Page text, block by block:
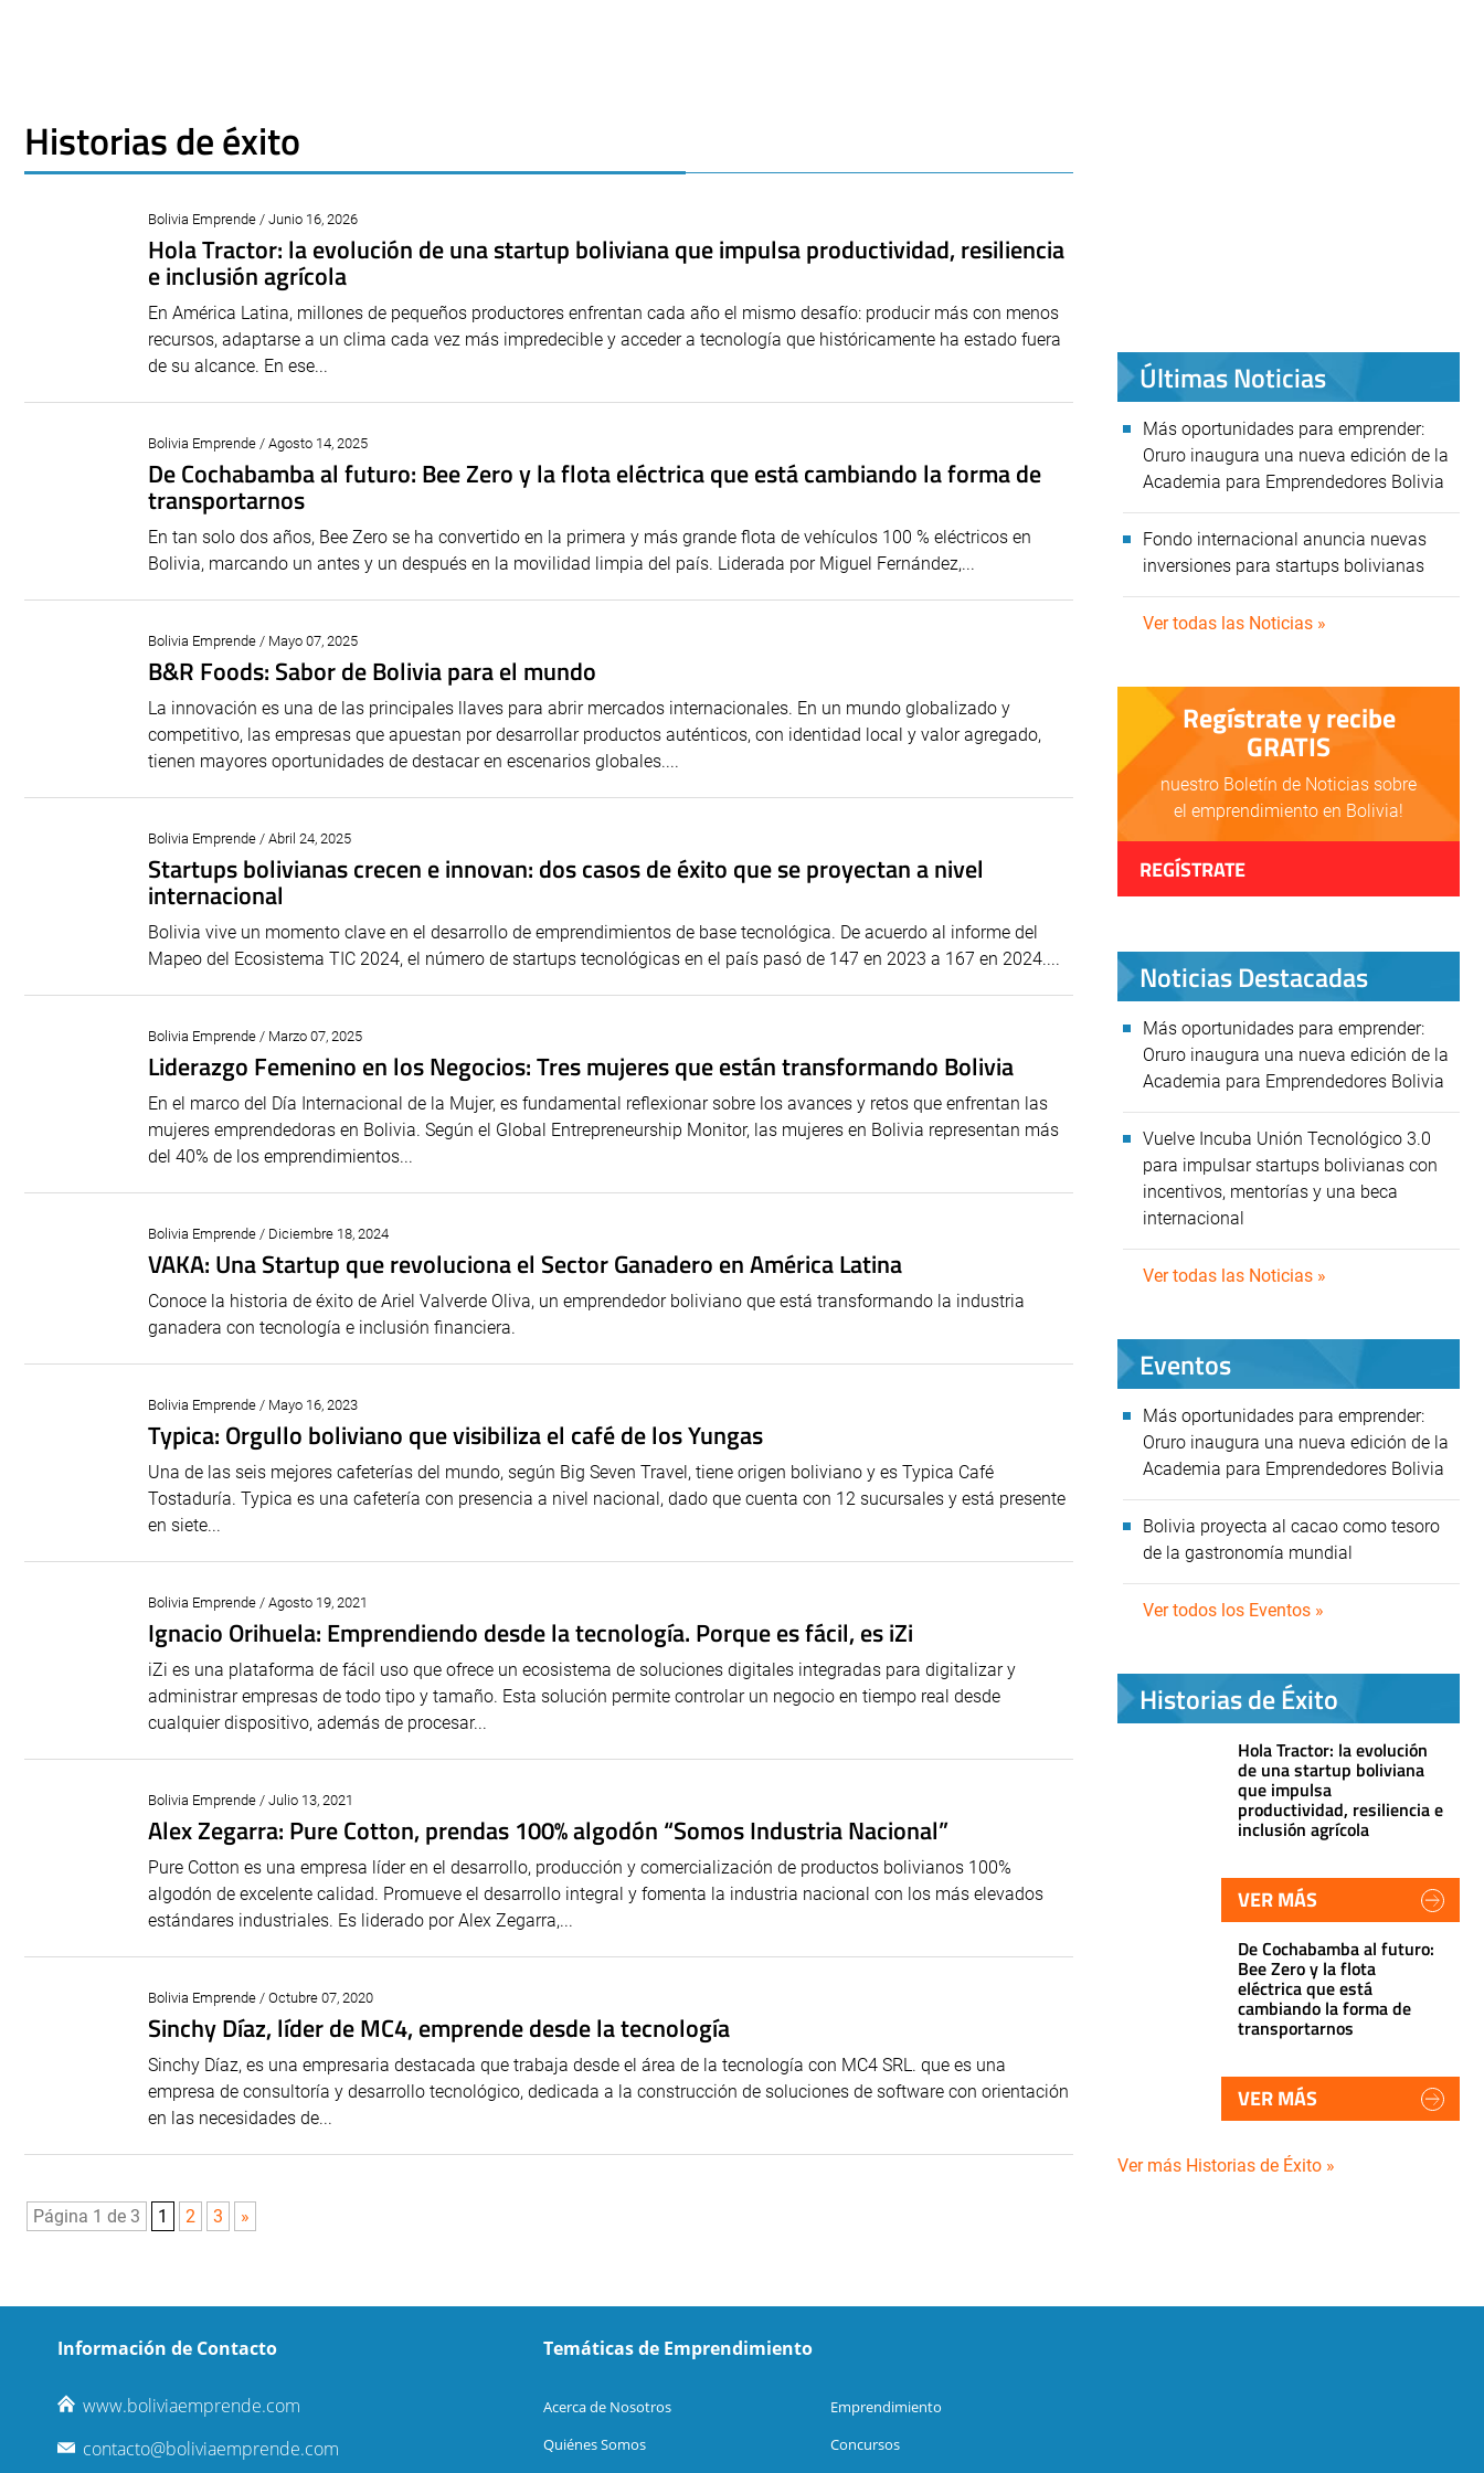
Historias de éxito
Bolivia Emprende / Junio 16, 2026
Hola Tractor: la evolución de una startup boliviana que impulsa productividad, resiliencia
e inclusión agrícola
En América Latina, millones de pequeños productores enfrentan cada año el mismo desafío: producir más con menos
recursos, adaptarse a un clima cada vez más impredecible y acceder a tecnología que históricamente ha estado fuera
de su alcance. En ese...
Bolivia Emprende / Agosto 14, 2025
De Cochabamba al futuro: Bee Zero y la flota eléctrica que está cambiando la forma de
transportarnos
En tan solo dos años, Bee Zero se ha convertido en la primera y más grande flota de vehículos 100 % eléctricos en
Bolivia, marcando un antes y un después en la movilidad limpia del país. Liderada por Miguel Fernández,...
Bolivia Emprende / Mayo 07, 2025
B&R Foods: Sabor de Bolivia para el mundo
La innovación es una de las principales llaves para abrir mercados internacionales. En un mundo globalizado y
competitivo, las empresas que apuestan por desarrollar productos auténticos, con identidad local y valor agregado,
tienen mayores oportunidades de destacar en escenarios globales....
Bolivia Emprende / Abril 24, 2025
Startups bolivianas crecen e innovan: dos casos de éxito que se proyectan a nivel
internacional
Bolivia vive un momento clave en el desarrollo de emprendimientos de base tecnológica. De acuerdo al informe del
Mapeo del Ecosistema TIC 2024, el número de startups tecnológicas en el país pasó de 147 en 2023 a 167 en 2024....
Bolivia Emprende / Marzo 07, 2025
Liderazgo Femenino en los Negocios: Tres mujeres que están transformando Bolivia
En el marco del Día Internacional de la Mujer, es fundamental reflexionar sobre los avances y retos que enfrentan las
mujeres emprendedoras en Bolivia. Según el Global Entrepreneurship Monitor, las mujeres en Bolivia representan más
del 40% de los emprendimientos...
Bolivia Emprende / Diciembre 18, 2024
VAKA: Una Startup que revoluciona el Sector Ganadero en América Latina
Conoce la historia de éxito de Ariel Valverde Oliva, un emprendedor boliviano que está transformando la industria
ganadera con tecnología e inclusión financiera.
Bolivia Emprende / Mayo 16, 2023
Typica: Orgullo boliviano que visibiliza el café de los Yungas
Una de las seis mejores cafeterías del mundo, según Big Seven Travel, tiene origen boliviano y es Typica Café
Tostaduría. Typica es una cafetería con presencia a nivel nacional, dado que cuenta con 12 sucursales y está presente
en siete...
Bolivia Emprende / Agosto 19, 2021
Ignacio Orihuela: Emprendiendo desde la tecnología. Porque es fácil, es iZi
iZi es una plataforma de fácil uso que ofrece un ecosistema de soluciones digitales integradas para digitalizar y
administrar empresas de todo tipo y tamaño. Esta solución permite controlar un negocio en tiempo real desde
cualquier dispositivo, además de procesar...
Bolivia Emprende / Julio 13, 2021
Alex Zegarra: Pure Cotton, prendas 100% algodón “Somos Industria Nacional”
Pure Cotton es una empresa líder en el desarrollo, producción y comercialización de productos bolivianos 100%
algodón de excelente calidad. Promueve el desarrollo integral y fomenta la industria nacional con los más elevados
estándares industriales. Es liderado por Alex Zegarra,...
Bolivia Emprende / Octubre 07, 2020
Sinchy Díaz, líder de MC4, emprende desde la tecnología
Sinchy Díaz, es una empresaria destacada que trabaja desde el área de la tecnología con MC4 SRL. que es una
empresa de consultoría y desarrollo tecnológico, dedicada a la construcción de soluciones de software con orientación
en las necesidades de...
Página 1 de 3 1 2 3 »
Últimas Noticias
Más oportunidades para emprender:
Oruro inaugura una nueva edición de la
Academia para Emprendedores Bolivia
Fondo internacional anuncia nuevas
inversiones para startups bolivianas
Ver todas las Noticias »
Regístrate y recibe
GRATIS
nuestro Boletín de Noticias sobre
el emprendimiento en Bolivia!
REGÍSTRATE
Noticias Destacadas
Más oportunidades para emprender:
Oruro inaugura una nueva edición de la
Academia para Emprendedores Bolivia
Vuelve Incuba Unión Tecnológico 3.0
para impulsar startups bolivianas con
incentivos, mentorías y una beca
internacional
Ver todas las Noticias »
Eventos
Más oportunidades para emprender:
Oruro inaugura una nueva edición de la
Academia para Emprendedores Bolivia
Bolivia proyecta al cacao como tesoro
de la gastronomía mundial
Ver todos los Eventos »
Historias de Éxito
Hola Tractor: la evolución
de una startup boliviana
que impulsa
productividad, resiliencia e
inclusión agrícola
VER MÁS
De Cochabamba al futuro:
Bee Zero y la flota
eléctrica que está
cambiando la forma de
transportarnos
VER MÁS
Ver más Historias de Éxito »
Información de Contacto
www.boliviaemprende.com
contacto@boliviaemprende.com
Temáticas de Emprendimiento
Acerca de Nosotros
Quiénes Somos
Emprendimiento
Concursos